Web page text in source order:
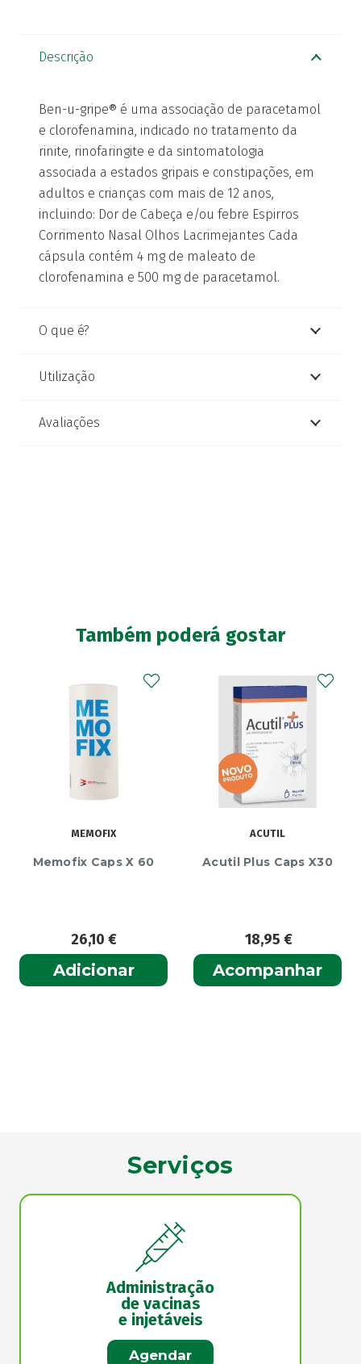
Descrição
Ben-u-gripe® é uma associação de paracetamol
e clorofenamina, indicado no tratamento da
rinite, rinofaringite e da sintomatologia
associada a estados gripais e constipações, em
adultos e crianças com mais de 12 anos,
incluindo: Dor de Cabeça e/ou febre Espirros
Corrimento Nasal Olhos Lacrimejantes Cada
cápsula contém 4 mg de maleato de
clorofenamina e 500 mg de paracetamol.
O que é?
Utilização
Avaliações
Também poderá gostar
MEMOFIX
Memofix Caps X 60
26,10€
Adicionar
ACUTIL
Acutil Plus Caps X30
18,95€
Acompanhar
Serviços
Administração
de vacinas
e injetáveis
Agendar